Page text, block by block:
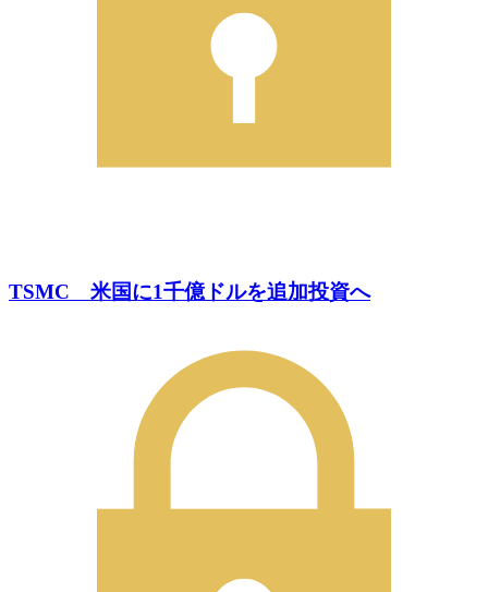
TSMC 米国に1千億ドルを追加投資へ